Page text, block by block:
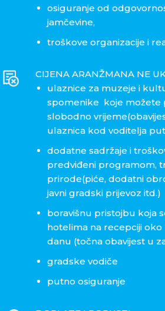
osiguranje od
jamčevine,
troškove organizacije i
CIJENA ARANŽMANA NE
ulaznice za muzeje i
spomenike koje možete
slobodno
ulaznica kod voditelja
dodatne sadržaje i
predviđeni programom,
prirode(piće, dodatni
javni gradski prijevoz itd.)
boravišnu pristojbu koja
hotelima na recepciji oko
danu (točna obavijest u
gradske vodiče
putno osiguranje